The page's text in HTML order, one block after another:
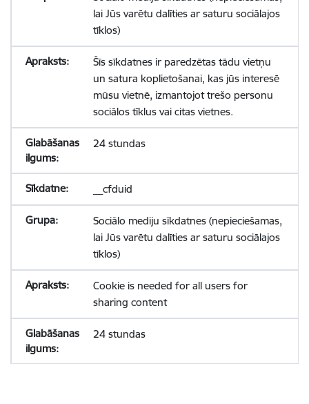
lai Jūs varētu dalīties ar saturu sociālajos
tīklos)
Šīs sīkdatnes ir paredzētas tādu vietņu
un satura koplietošanai, kas jūs interesē
mūsu vietnē, izmantojot trešo personu
sociālos tīklus vai citas vietnes.
24 stundas
__cfduid
Sociālo mediju sīkdatnes (nepieciešamas,
lai Jūs varētu dalīties ar saturu sociālajos
tīklos)
Cookie is needed for all users for
sharing content
24 stundas